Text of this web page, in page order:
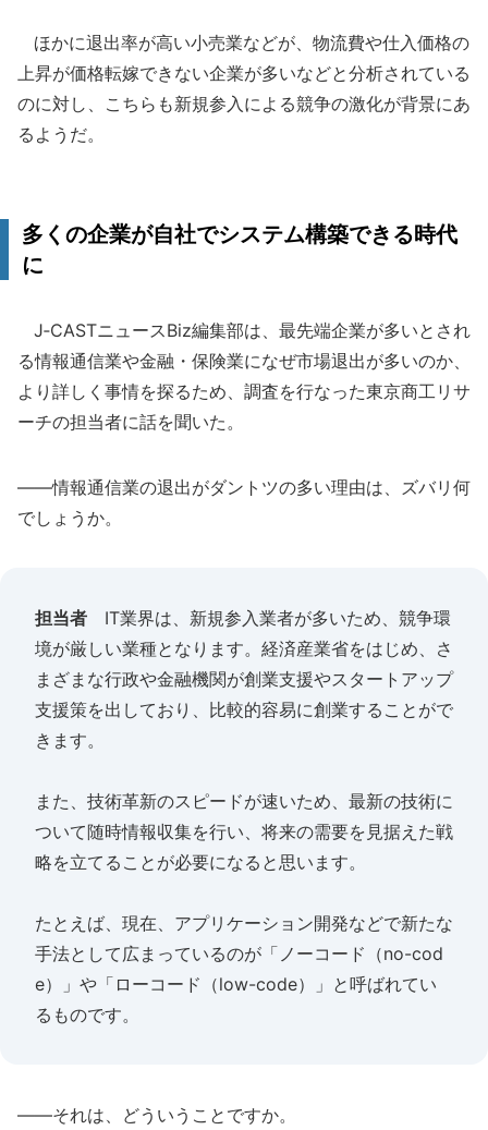
ほかに退出率が高い小売業などが、物流費や仕入価格の
上昇が価格転嫁できない企業が多いなどと分析されている
のに対し、こちらも新規参入による競争の激化が背景にあ
るようだ。
多くの企業が自社でシステム構築できる時代
に
J‐CASTニュースBiz編集部は、最先端企業が多いとされ
る情報通信業や金融・保険業になぜ市場退出が多いのか、
より詳しく事情を探るため、調査を行なった東京商工リサ
ーチの担当者に話を聞いた。
――情報通信業の退出がダントツの多い理由は、ズバリ何
でしょうか。
担当者 IT業界は、新規参入業者が多いため、競争環
境が厳しい業種となります。経済産業省をはじめ、さ
まざまな行政や金融機関が創業支援やスタートアップ
支援策を出しており、比較的容易に創業することがで
きます。
また、技術革新のスピードが速いため、最新の技術に
ついて随時情報収集を行い、将来の需要を見据えた戦
略を立てることが必要になると思います。
たとえば、現在、アプリケーション開発などで新たな
手法として広まっているのが「ノーコード（no-cod
e）」や「ローコード（low-code）」と呼ばれてい
るものです。
――それは、どういうことですか。